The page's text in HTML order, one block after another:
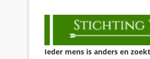
Ieder mens is anders en